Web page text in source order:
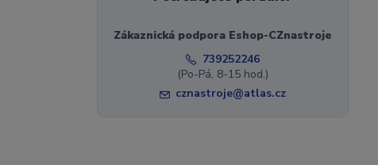
Zákaznická podpora Eshop-CZnastroje
739252246
(Po-Pá, 8-15 hod.)
cznastroje@atlas.cz